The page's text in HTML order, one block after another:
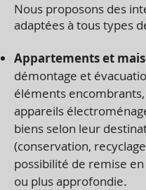
Nous proposons des
adaptées à tous types
Appartements et
démontage et
éléments
appareils
biens selon leur
(conservation,
possibilité de remise
ou plus approfondie.